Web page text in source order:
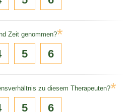
Zeit genommen?*
5 6
zu diesem Therapeuten?*
5 6